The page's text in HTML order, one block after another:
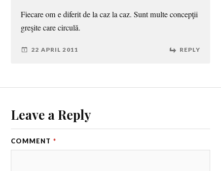
Fiecare om e diferit de la caz la caz. Sunt multe concepţii
greşite care circulă.
22 APRIL 2011 REPLY
Leave a Reply
COMMENT *